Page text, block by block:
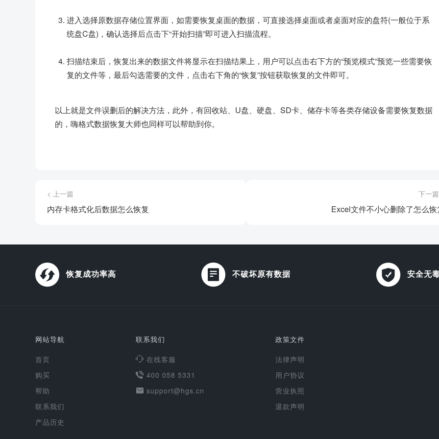
进入选择原数据存储位置界面，如需要恢复桌面的数据，可直接选择桌面或者桌面对应的盘符(一般位于系
统盘C盘)，确认选择后点击下“开始扫描”即可进入扫描流程。
扫描结束后，恢复出来的数据文件将显示在扫描结果上，用户可以点击右下方的“预览模式”预览一些需要恢
复的文件等，最后勾选需要的文件，点击右下角的“恢复”按钮获取恢复的文件即可。
以上就是文件误删后的解决方法，此外，有回收站、U盘、硬盘、SD卡、储存卡等各类存储设备需要恢复数据
的，嗨格式数据恢复大师也同样可以帮助到你。
< 上一篇
内存卡格式化后数据怎么恢复
下一
Excel文件不小心删除了怎么
恢复成功率高 不破坏原有数据 安全无
网站导航
首页
购买
帮助
联系我们
产品历史
联系我们
在线客服
400 058 5331
support@hgs.cn
政策文件
法律声明
用户协议
营业执照
退款声明